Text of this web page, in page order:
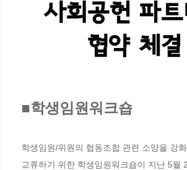
■학생임원워크숍
학생임원/위원의 협동조합 관련 소양을 강
교류하기 위한 학생임원워크숍이 지난 5월